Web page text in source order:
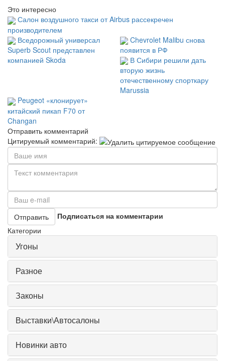
Это интересно
Салон воздушного такси от Airbus рассекречен
производителем
Вседорожный универсал
Superb Scout представлен
компанией Skoda
Chevrolet Malibu снова
появится в РФ
В Сибири решили дать
вторую жизнь
отечественному спорткару
Marussia
Peugeot «клонирует»
китайский пикап F70 от
Changan
Отправить комментарий
Цитируемый комментарий:
Отправить
Подписаться на комментарии
Категории
Угоны
Разное
Законы
Выставки\Автосалоны
Новинки авто